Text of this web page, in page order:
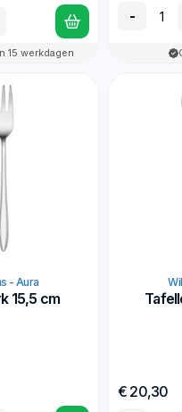
15 werkdagen
-
- Aura
15,5 cm
€ 20,30